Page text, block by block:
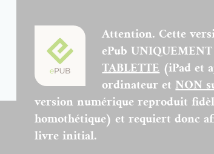
Attention. Cette
ePub
TABLETTE (iPad et
ordinateur etNON
version numérique reproduit
homothétique) et requiert donc
livre initial.